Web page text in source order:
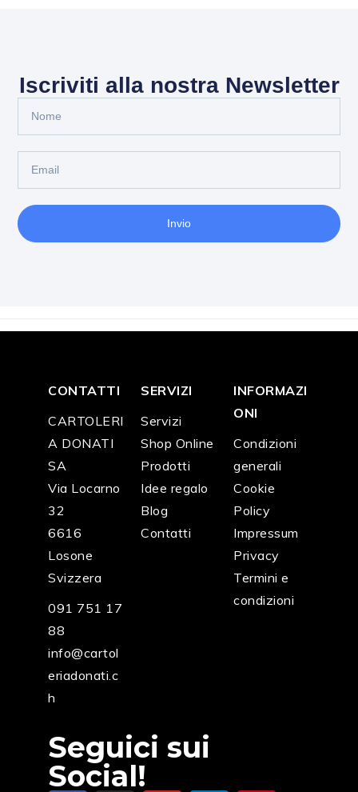
Iscriviti alla nostra Newsletter
Invio
CONTATTI
CARTOLERI
A DONATI
SA
Via Locarno
32
6616
Losone
Svizzera
091 751 17
88
info@cartol
eriadonati.c
h
SERVIZI
Servizi
Shop Online
Prodotti
Idee regalo
Blog
Contatti
INFORMAZI
ONI
Condizioni
generali
Cookie
Policy
Impressum
Privacy
Termini e
condizioni
Seguici sui
Social!